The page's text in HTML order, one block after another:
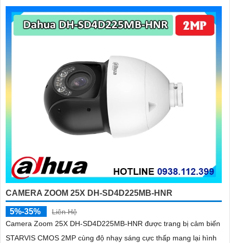
CAMERA ZOOM 25X DH-SD4D225MB-HNR
5%-35%
Liên Hệ
Camera Zoom 25X DH-SD4D225MB-HNR được trang bị cảm biến
STARVIS CMOS 2MP cùng độ nhạy sáng cực thấp mang lại hình